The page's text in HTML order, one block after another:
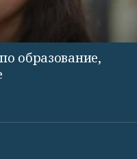
образование,